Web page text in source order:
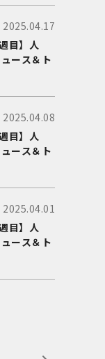
2025.04.17
目】人
ース＆ト
2025.04.08
目】人
ース＆ト
2025.04.01
目】人
ース＆ト